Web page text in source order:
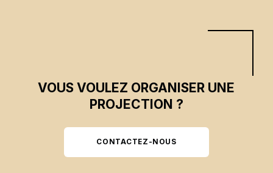
VOUS VOULEZ ORGANISER UNE
PROJECTION ?
CONTACTEZ-NOUS